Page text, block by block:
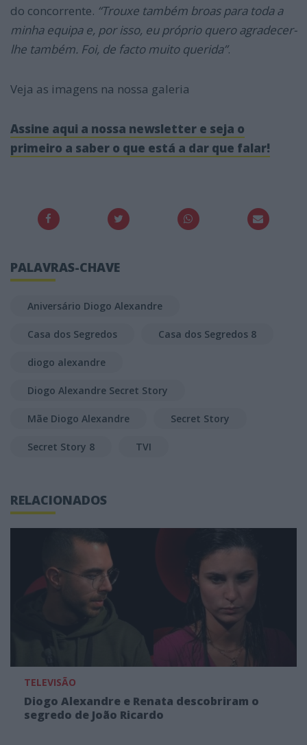
do concorrente. “Trouxe também broas para toda a
minha equipa e, por isso, eu próprio quero agradecer-
lhe também. Foi, de facto muito querida”.
Veja as imagens na nossa galeria
Assine aqui a nossa newsletter e seja o
primeiro a saber o que está a dar que falar!
PALAVRAS-CHAVE
Aniversário Diogo Alexandre
Casa dos Segredos Casa dos Segredos 8
diogo alexandre
Diogo Alexandre Secret Story
Mãe Diogo Alexandre Secret Story
Secret Story 8 TVI
RELACIONADOS
TELEVISÃO
Diogo Alexandre e Renata descobriram o
segredo de João Ricardo